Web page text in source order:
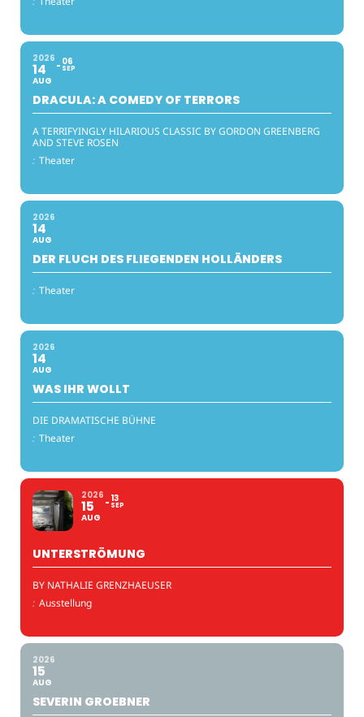
2026
14
AUG
06
SEP
DRACULA: A COMEDY OF TERRORS
A TERRIFYINGLY HILARIOUS CLASSIC BY GORDON GREENBERG
AND STEVE ROSEN
: Theater
2026
14
AUG
DER FLUCH DES FLIEGENDEN HOLLÄNDERS
: Theater
2026
14
AUG
WAS IHR WOLLT
DIE DRAMATISCHE BÜHNE
: Theater
2026
15
AUG
13
SEP
UNTERSTRÖMUNG
BY NATHALIE GRENZHAEUSER
: Ausstellung
2026
15
AUG
SEVERIN GROEBNER